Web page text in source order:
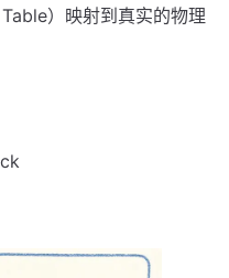
）映射到真实的物理